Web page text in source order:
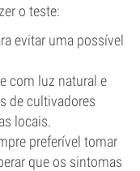
o teste:
evitar uma possível
com luz natural e
de cultivadores
locais.
preferível tomar
que os sintomas